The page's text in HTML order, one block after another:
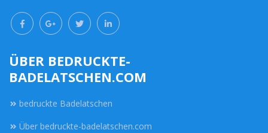
ÜBER BEDRUCKTE-
BADELATSCHEN.COM
bedruckte Badelatschen
Über bedruckte-badelatschen.com